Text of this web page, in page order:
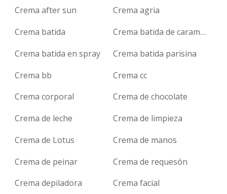
Crema after sun
Crema agria
Crema batida
Crema batida de caramelo
Crema batida en spray
Crema batida parisina
Crema bb
Crema cc
Crema corporal
Crema de chocolate
Crema de leche
Crema de limpieza
Crema de Lotus
Crema de manos
Crema de peinar
Crema de requesón
Crema depiladora
Crema facial